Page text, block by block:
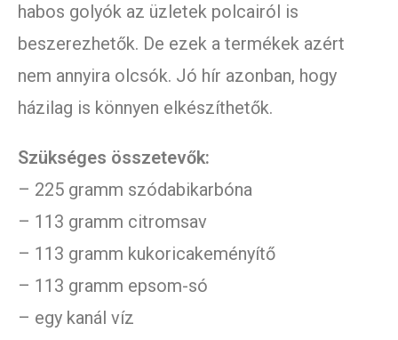
habos golyók az üzletek polcairól is
beszerezhetők. De ezek a termékek azért
nem annyira olcsók. Jó hír azonban, hogy
házilag is könnyen elkészíthetők.
Szükséges összetevők:
– 225 gramm szódabikarbóna
– 113 gramm citromsav
– 113 gramm kukoricakeményítő
– 113 gramm epsom-só
– egy kanál víz